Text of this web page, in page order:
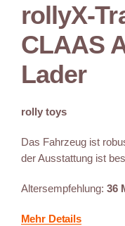
rollyX-
CLAAS
Lader
rolly toys
Das Fahrzeug ist
der Ausstattung ist
Altersempfehlung: 36
Mehr Details